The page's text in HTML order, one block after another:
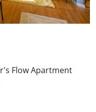
Flow Apartment